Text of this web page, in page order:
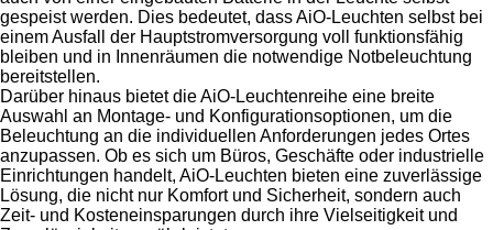
gespeist werden. Dies bedeutet, dass AiO-Leuchten selbst bei
einem Ausfall der Hauptstromversorgung voll funktionsfähig
bleiben und in Innenräumen die notwendige Notbeleuchtung
bereitstellen.
Darüber hinaus bietet die AiO-Leuchtenreihe eine breite
Auswahl an Montage- und Konfigurationsoptionen, um die
Beleuchtung an die individuellen Anforderungen jedes Ortes
anzupassen. Ob es sich um Büros, Geschäfte oder industrielle
Einrichtungen handelt, AiO-Leuchten bieten eine zuverlässige
Lösung, die nicht nur Komfort und Sicherheit, sondern auch
Zeit- und Kosteneinsparungen durch ihre Vielseitigkeit und